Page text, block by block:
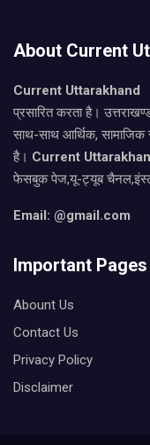
About Current
Current Uttarakhand
प्रसारित करता है।
साथ-साथ आर्थिक, सामाजिक
है। Current
फेसबुक पेज,यू-ट्यूब
Email: @gmail.com
Important Pages
Abount Us
Contact Us
Privacy Policy
Disclaimer